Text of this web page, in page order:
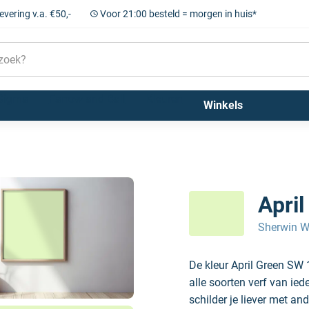
v.a. €50,- Voor 21:00 besteld = morgen in huis*
Winkels
April
Sherwin
De kleur April Green
alle soorten verf van
schilder je liever met